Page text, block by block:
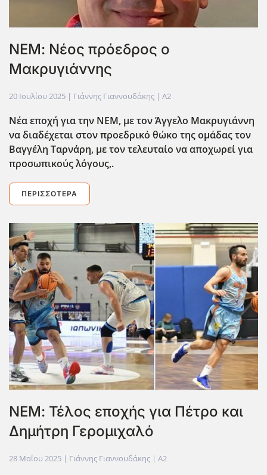
ΝΕΜ: Νέος πρόεδρος ο
Μακρυγιάννης
20 Ιουλίου 2025 | Γιάννης Γιαννουδάκης | A2
Νέα εποχή για την ΝΕΜ, με τον Άγγελο Μακρυγιάννη
να διαδέχεται στον προεδρικό θώκο της ομάδας τον
Βαγγέλη Ταρνάρη, με τον τελευταίο να αποχωρεί για
προσωπικούς λόγους,.
ΠΕΡΙΣΣΌΤΕΡΑ
ΝΕΜ: Τέλος εποχής για Πέτρο και
Δημήτρη Γερομιχαλό
28 Μαΐου 2025 | Γιάννης Γιαννουδάκης | A2